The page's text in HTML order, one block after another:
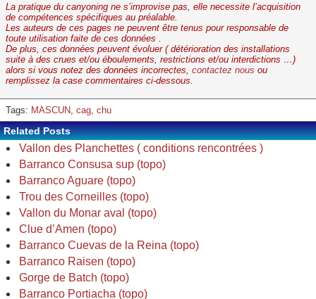
La pratique du canyoning ne s’improvise pas, elle necessite l’acquisition
de compétences spécifiques au préalable.
Les auteurs de ces pages ne peuvent être tenus pour responsable de
toute utilisation faite de ces données .
De plus, ces données peuvent évoluer ( détérioration des installations
suite à des crues et/ou éboulements, restrictions et/ou interdictions …)
alors si vous notez des données incorrectes, contactez nous ou
remplissez la case commentaires ci-dessous.
Tags: MASCUN, cag, chu
Related Posts
Vallon des Planchettes ( conditions rencontrées )
Barranco Consusa sup (topo)
Barranco Aguare (topo)
Trou des Corneilles (topo)
Vallon du Monar aval (topo)
Clue d’Amen (topo)
Barranco Cuevas de la Reina (topo)
Barranco Raisen (topo)
Gorge de Batch (topo)
Barranco Portiacha (topo)